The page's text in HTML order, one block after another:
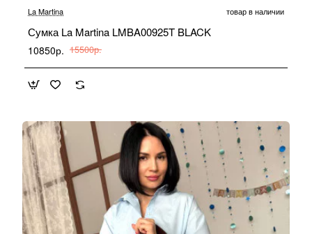
-30%
La Martina товар в наличии
Сумка La Martina LMBA00925T BLACK
10850р. 15500р.